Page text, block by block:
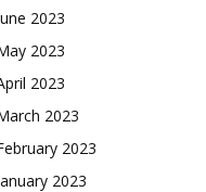
2023
2023
2023
2023
2023
2023